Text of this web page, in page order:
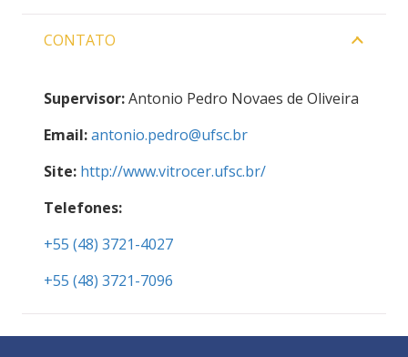
CONTATO
Supervisor:Antonio Pedro Novaes de Oliveira
Email:antonio.pedro@ufsc.br
Site: http://www.vitrocer.ufsc.br/
Telefones:
+55 (48) 3721-4027
+55 (48) 3721-7096